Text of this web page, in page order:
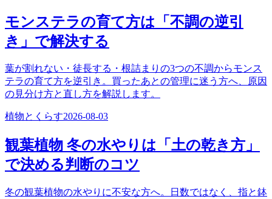
モンステラの育て方は「不調の逆引
き」で解決する
葉が割れない・徒長する・根詰まりの3つの不調からモンス
テラの育て方を逆引き。買ったあとの管理に迷う方へ、原因
の見分け方と直し方を解説します。
植物とくらす2026-08-03
観葉植物 冬の水やりは「土の乾き方」
で決める判断のコツ
冬の観葉植物の水やりに不安な方へ。日数ではなく、指と鉢